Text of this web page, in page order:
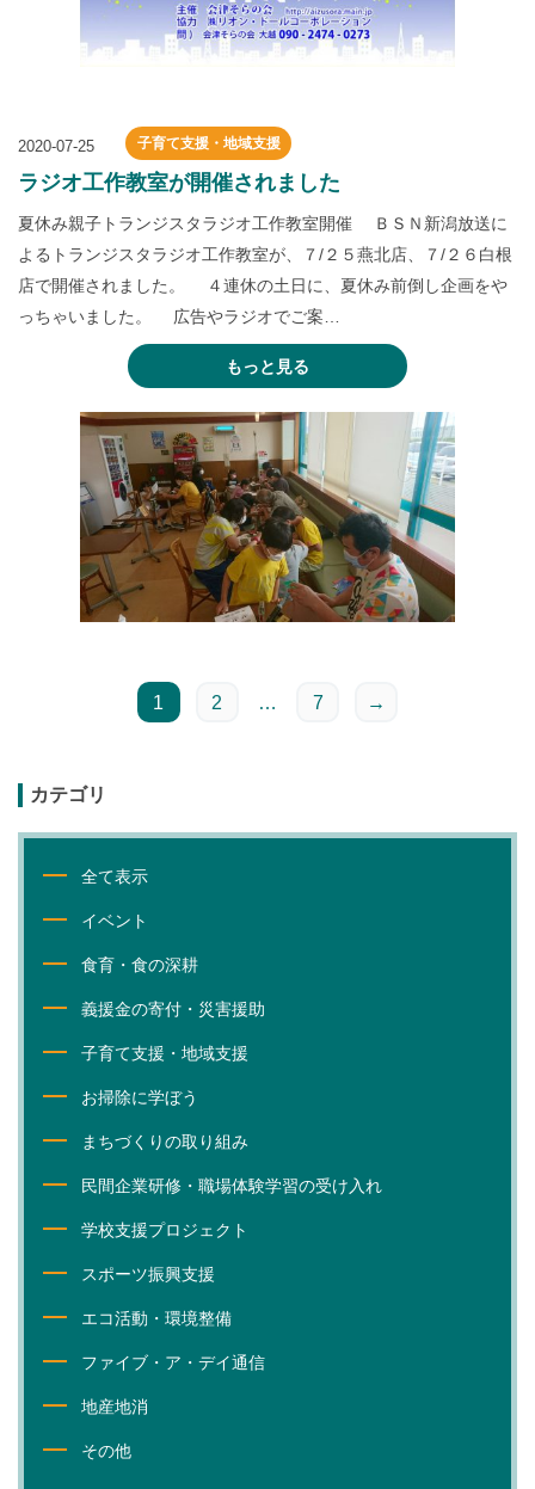
2020-07-25 子育て支援・地域支援
ラジオ工作教室が開催されました
夏休み親子トランジスタラジオ工作教室開催 ＢＳＮ新潟放送に
よるトランジスタラジオ工作教室が、７/２５燕北店、７/２６白根
店で開催されました。 ４連休の土日に、夏休み前倒し企画をや
っちゃいました。 広告やラジオでご案…
もっと見る
1 2 … 7 →
カテゴリ
全て表示
イベント
食育・食の深耕
義援金の寄付・災害援助
子育て支援・地域支援
お掃除に学ぼう
まちづくりの取り組み
民間企業研修・職場体験学習の受け入れ
学校支援プロジェクト
スポーツ振興支援
エコ活動・環境整備
ファイブ・ア・デイ通信
地産地消
その他